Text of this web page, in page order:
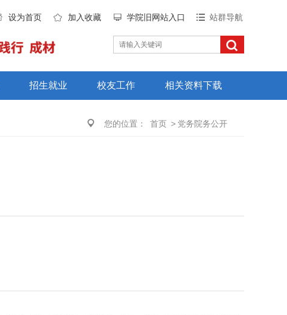
设为首页 加入收藏 学院旧网站入口 站群导航
招生就业 校友工作 相关资料下载
您的位置： 首页 > 党务院务公开